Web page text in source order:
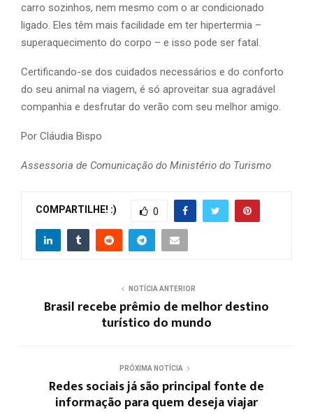
carro sozinhos, nem mesmo com o ar condicionado
ligado. Eles têm mais facilidade em ter hipertermia –
superaquecimento do corpo – e isso pode ser fatal.
Certificando-se dos cuidados necessários e do conforto
do seu animal na viagem, é só aproveitar sua agradável
companhia e desfrutar do verão com seu melhor amigo.
Por Cláudia Bispo
Assessoria de Comunicação do Ministério do Turismo
COMPARTILHE! :) 0
NOTÍCIA ANTERIOR
Brasil recebe prêmio de melhor destino
turístico do mundo
PRÓXIMA NOTÍCIA
Redes sociais já são principal fonte de
informação para quem deseja viajar